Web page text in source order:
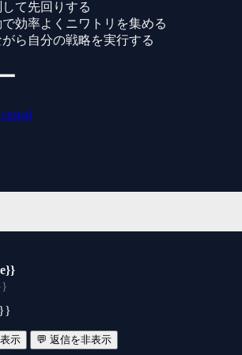
て先回りする
効率よくニワトリを集める
ら自分の戦略を実行する
casual
示 💬 返信を非表示